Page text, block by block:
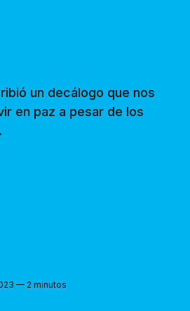
un decálogo que nos
en paz a pesar de los
— 2 minutos